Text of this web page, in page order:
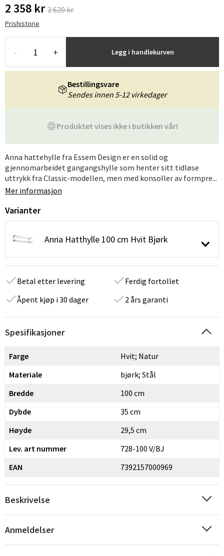
2 358 kr 2 620 kr
Prishistorie
- + Legg i handlekurven
Produktet vises ikke i butikken vår!
Bestillingsvare
Sendes innen 5-12 virkedager
Anna hattehylle fra Essem Design er en solid og
gjennomarbeidet gangangshylle som henter sitt tidløse
uttrykk fra Classic-modellen, men med konsoller av formpre...
Mer informasjon
Varianter
Anna Hatthylle 100 cm Hvit Bjørk
Betal etter levering
Ferdig fortollet
Åpent kjøp i 30 dager
2 års garanti
Spesifikasjoner
Farge
Hvit; Natur
Materiale
bjørk; Stål
Bredde
100 cm
Dybde
35 cm
Høyde
29,5 cm
Lev. art nummer
728-100 V/BJ
EAN
7392157000969
Beskrivelse
Anmeldelser